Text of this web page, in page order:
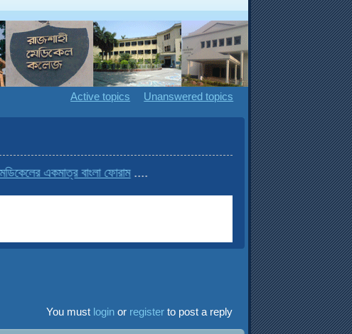
Active topics Unanswered topics
একমাত্র বাংলা ফোরাম....
You must loginor registerto post a reply